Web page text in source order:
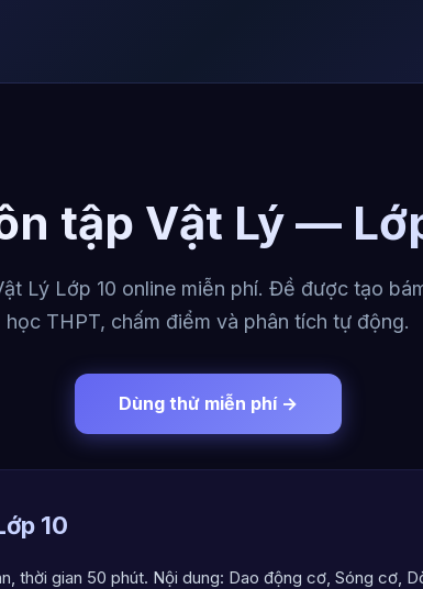
tập Vật Lý —
Lý Lớp 10 online miễn phí. Đề được tạo
học THPT, chấm điểm và phân tích tự động.
Dùng thử miễn phí →
10
thời gian 50 phút. Nội dung: Dao động cơ, Sóng cơ,